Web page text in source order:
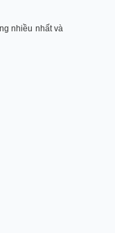
nhiều nhất và